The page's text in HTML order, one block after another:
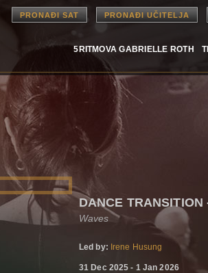
PRONAĐI SAT PRONAĐI UČITELJA
5RITMOVA GABRIELLE ROTH
DANCE
Waves
Led by: Irene Husung
31 Dec 2025 - 1 Jan 2026